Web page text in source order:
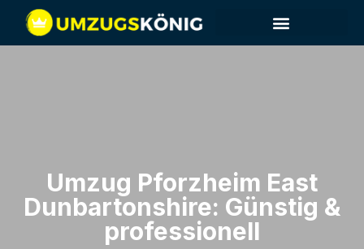
Umzug Pforzheim​ East
Dunbartonshire: Günstig &
professionell​